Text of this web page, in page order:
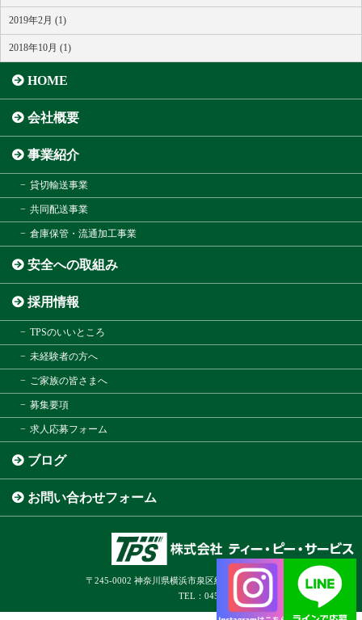
2019年2月 (1)
2018年10月 (1)
HOME
会社概要
事業紹介
貸切輸送事業
共同配送事業
倉庫保管・流通加工事業
安全への取組み
採用情報
TPSのいいところ
未経験者の方へ
ご家族の皆さまへ
募集要項
求人応募フォーム
ブログ
お問い合わせフォーム
〒245-0002 神奈川県横浜市泉区緑園1-4-1 オーシャンテラス緑園3F
TEL：045-392-8317 ／ FAX：045-392-8318